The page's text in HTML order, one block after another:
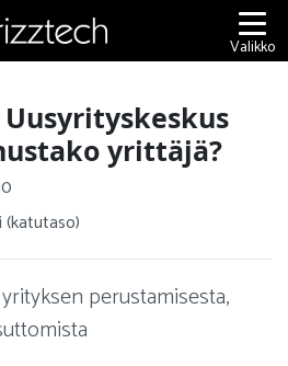
Valikko
yrittäjä?
(katutaso)
perustamisesta,